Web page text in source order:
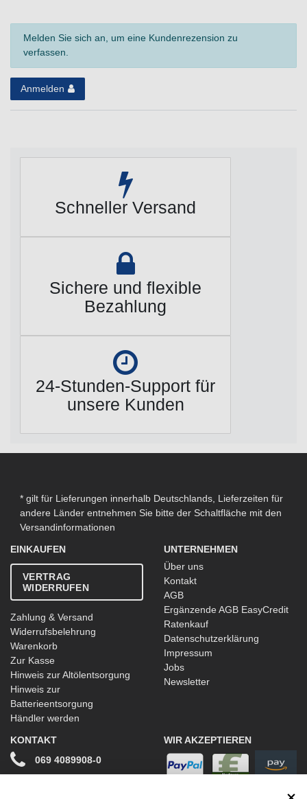
Melden Sie sich an, um eine Kundenrezension zu
verfassen.
Anmelden
Schneller Versand
Sichere und flexible
Bezahlung
24-Stunden-Support für
unsere Kunden
* gilt für Lieferungen innerhalb Deutschlands, Lieferzeiten für
andere Länder entnehmen Sie bitte der Schaltfläche mit den
Versandinformationen
EINKAUFEN
VERTRAG
WIDERRUFEN
Zahlung & Versand
Widerrufsbelehrung
Warenkorb
Zur Kasse
Hinweis zur Altölentsorgung
Hinweis zur
Batterieentsorgung
Händler werden
UNTERNEHMEN
Über uns
Kontakt
AGB
Ergänzende AGB EasyCredit
Ratenkauf
Datenschutzerklärung
Impressum
Jobs
Newsletter
KONTAKT
069 4089908-0
WIR AKZEPTIEREN